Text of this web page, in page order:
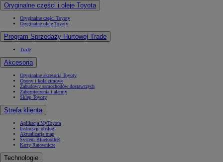
Oryginalne części i oleje Toyota
Oryginalne części Toyoty
Oryginalne oleje Toyoty
Program Sprzedaży Hurtowej Trade
Trade
Akcesoria
Oryginalne akcesoria Toyoty
Opony i koła zimowe
Zabudowy samochodów dostawczych
Zabezpieczenia i alarmy
Sklep Toyoty
Strefa klienta
Aplikacja MyToyota
Instrukcje obsługi
Aktualizacja map
System Bluetooth®
Karty Ratownicze
Technologie